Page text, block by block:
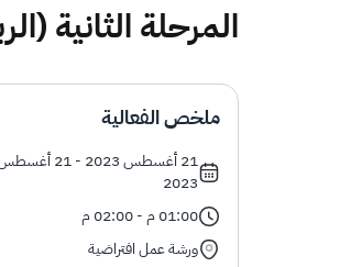
بحث
اقتراحات
الزكاة
المرحلة الثانية
ملخص الفعالية
21 أغسطس 2023 - 21
2023
01:00 م - 02:00 م
ورشة عمل افتراضية